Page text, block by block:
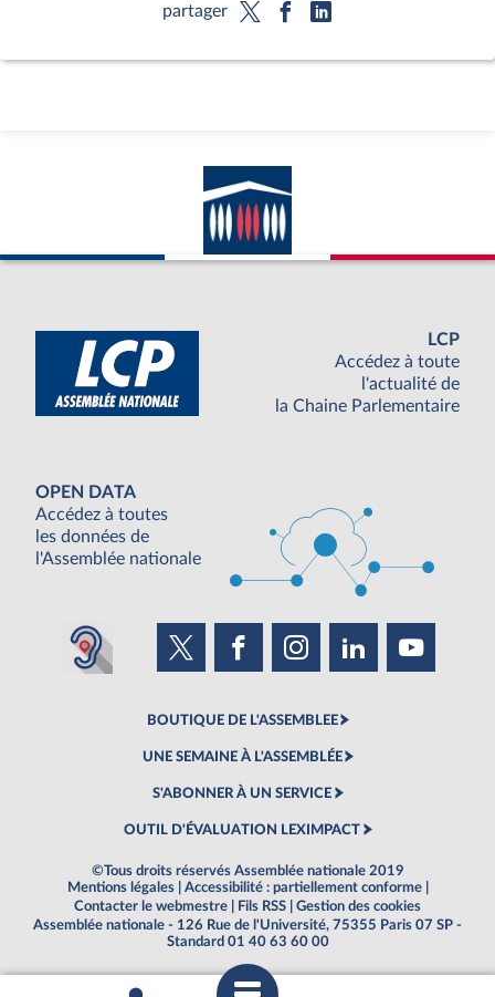
partager
LCP
Accédez à toute
l'actualité de
la Chaine Parlementaire
OPEN DATA
Accédez à toutes
les données de
l'Assemblée nationale
BOUTIQUE DE L'ASSEMBLEE
UNE SEMAINE À L'ASSEMBLÉE
S'ABONNER À UN SERVICE
OUTIL D'ÉVALUATION LEXIMPACT
©Tous droits réservés Assemblée nationale 2019
Mentions légales
Accessibilité : partiellement conforme
Contacter le webmestre
Fils RSS
Gestion des cookies
Assemblée nationale - 126 Rue de l'Université, 75355 Paris 07 SP -
Standard 01 40 63 60 00